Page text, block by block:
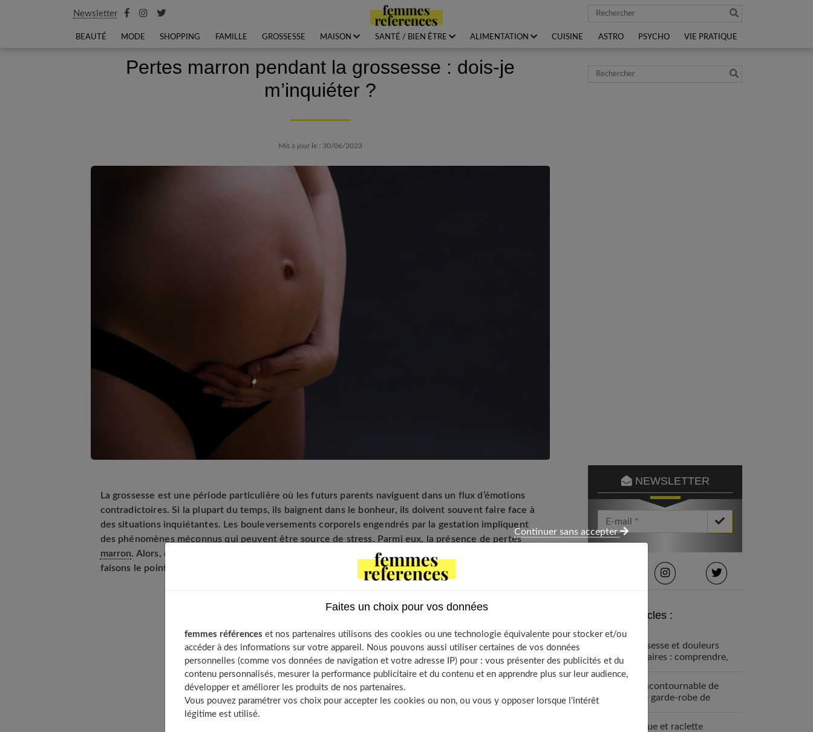
Newsletter Rechercher
BEAUTÉ MODE SHOPPING FAMILLE GROSSESSE MAISON SANTÉ / BIEN ÊTRE ALIMENTATION CUISINE ASTRO PSYCHO VIE PRATIQUE
Pertes marron pendant la grossesse : dois-je
m’inquiéter ?
Mis à jour le : 30/06/2023
La grossesse est une période particulière où les futurs parents naviguent dans un flux d’émotions
contradictoires. Si la plupart du temps, ils baignent dans le bonheur, ils doivent souvent faire face à
des situations inquiétantes. Les bouleversements corporels engendrés par la gestation impliquent
des phénomènes méconnus qui peuvent être source de stress. Parmi eux, la présence de pertes
marron. Alors, comment savoir si les tâches brunâtres au fond de la culotte doivent alarmer ? Nous
faisons le point dans cet article.
Les pertes marron, qu’est-ce que c’est ?
Les pertes brunes en début de grossesse
La nidation
Une grossesse extra-utérine
L’inflammation du col de l’utérus
Rechercher
NEWSLETTER
Votre Email *
Derniers articles :
Grossesse et douleurs
lombaires : comprendre,
Un incontournable de
votre garde-robe de
Fondue et raclette
Faites un choix pour vos données
femmes références et nos partenaires utilisons des cookies ou une technologie équivalente pour stocker et/ou
accéder à des informations sur votre appareil. Nous pouvons aussi utiliser certaines de vos données
personnelles (comme vos données de navigation et votre adresse IP) pour : vous présenter des publicités et du
contenu personnalisés, mesurer la performance publicitaire et du contenu et en apprendre plus sur leur audience,
développer et améliorer les produits de nos partenaires.
Vous pouvez paramétrer vos choix pour accepter les cookies ou non, ou vous y opposer lorsque l’intérêt
légitime est utilisé.
Continuer sans accepter